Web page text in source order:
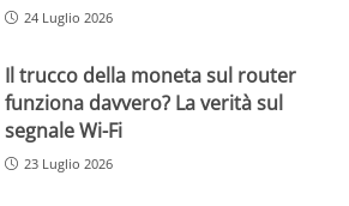
24 Luglio 2026
Il trucco della moneta sul router
funziona davvero? La verità sul
segnale Wi-Fi
23 Luglio 2026